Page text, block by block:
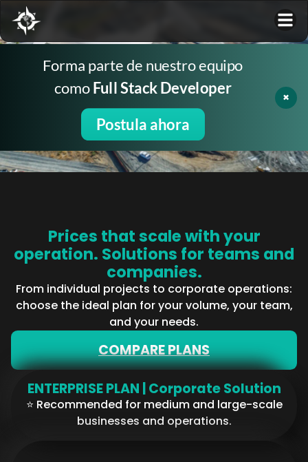
Forma parte de nuestro equipo
comoFull Stack Developer
Postula ahora
×
PLANES – COPY
Home/ Planes – Copy
Prices that scale with your
operation. Solutions for teams and
companies.
From individual projects to corporate operations:
choose the ideal plan for your volume, your team,
and your needs.
COMPARE PLANS
ENTERPRISE PLAN | Corporate Solution
⭐ Recommended for medium and large-scale
businesses and operations.